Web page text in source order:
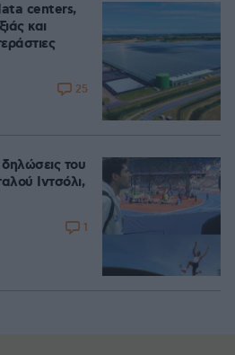
centers,
και
25
του
Ιντσόλι,
1